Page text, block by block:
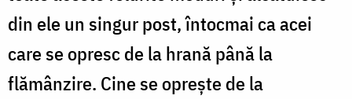
din ele un singur post, întocmai ca acei
care se opresc de la hrană până la
flămânzire. Cine se oprește de la